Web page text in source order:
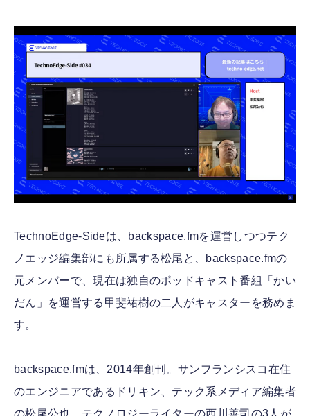
TechnoEdge-Sideは、backspace.fmを運営しつつテク
ノエッジ編集部にも所属する松尾と、backspace.fmの
元メンバーで、現在は独自のポッドキャスト番組「かい
だん」を運営する甲斐祐樹の二人がキャスターを務めま
す。
backspace.fmは、2014年創刊。サンフランシスコ在住
のエンジニアであるドリキン、テック系メディア編集者